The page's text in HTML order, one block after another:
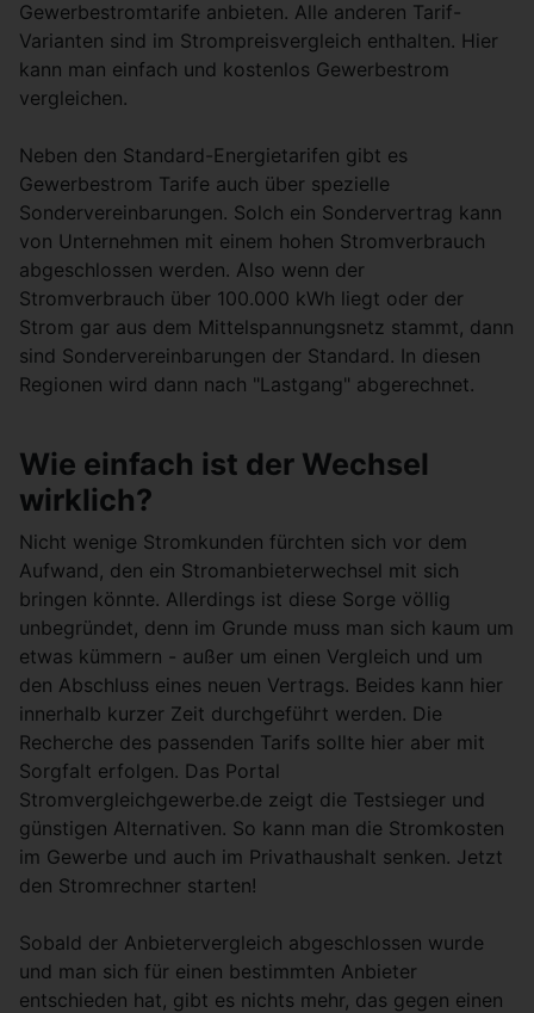
Gewerbestromtarife anbieten. Alle anderen Tarif-
Varianten sind im Strompreisvergleich enthalten. Hier
kann man einfach und kostenlos Gewerbestrom
vergleichen.
Neben den Standard-Energietarifen gibt es
Gewerbestrom Tarife auch über spezielle
Sondervereinbarungen. Solch ein Sondervertrag kann
von Unternehmen mit einem hohen Stromverbrauch
abgeschlossen werden. Also wenn der
Stromverbrauch über 100.000 kWh liegt oder der
Strom gar aus dem Mittelspannungsnetz stammt, dann
sind Sondervereinbarungen der Standard. In diesen
Regionen wird dann nach "Lastgang" abgerechnet.
Wie einfach ist der Wechsel
wirklich?
Nicht wenige Stromkunden fürchten sich vor dem
Aufwand, den ein Stromanbieterwechsel mit sich
bringen könnte. Allerdings ist diese Sorge völlig
unbegründet, denn im Grunde muss man sich kaum um
etwas kümmern - außer um einen Vergleich und um
den Abschluss eines neuen Vertrags. Beides kann hier
innerhalb kurzer Zeit durchgeführt werden. Die
Recherche des passenden Tarifs sollte hier aber mit
Sorgfalt erfolgen. Das Portal
Stromvergleichgewerbe.de zeigt die Testsieger und
günstigen Alternativen. So kann man die Stromkosten
im Gewerbe und auch im Privathaushalt senken. Jetzt
den Stromrechner starten!
Sobald der Anbietervergleich abgeschlossen wurde
und man sich für einen bestimmten Anbieter
entschieden hat, gibt es nichts mehr, das gegen einen